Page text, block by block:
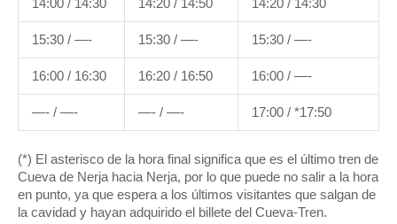
14:00 / 14:30 14:20 / 14:50 14:20 / 14:30
15:30 / —- 15:30 / —- 15:30 / —-
16:00 / 16:30 16:20 / 16:50 16:00 / —-
—- / —- —- / —- 17:00 / *17:50
(*) El asterisco de la hora final significa que es el último tren de
Cueva de Nerja hacia Nerja, por lo que puede no salir a la hora
en punto, ya que espera a los últimos visitantes que salgan de
la cavidad y hayan adquirido el billete del Cueva-Tren.